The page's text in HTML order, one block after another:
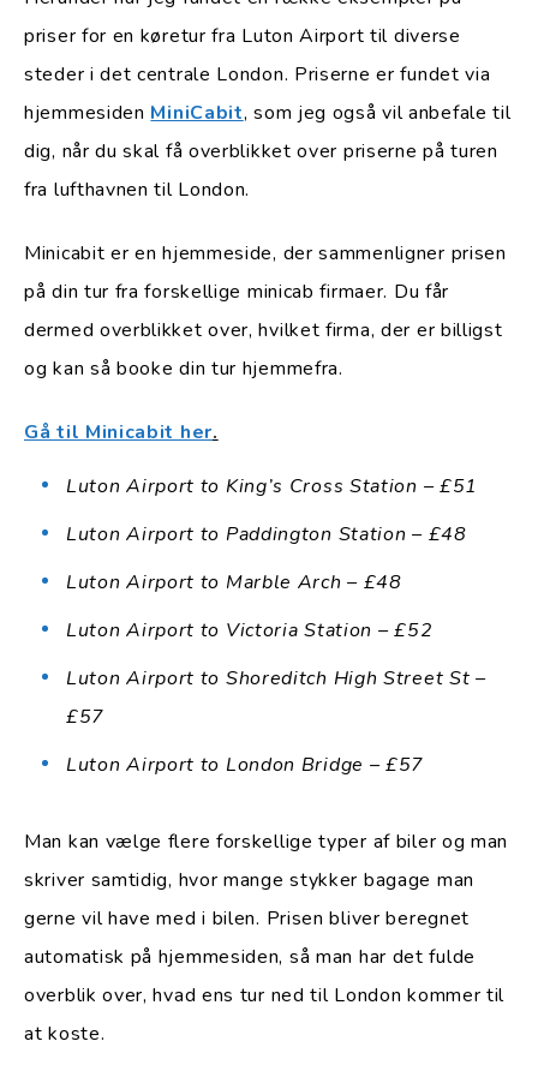
priser for en køretur fra Luton Airport til diverse
steder i det centrale London. Priserne er fundet via
hjemmesiden MiniCabit, som jeg også vil anbefale til
dig, når du skal få overblikket over priserne på turen
fra lufthavnen til London.
Minicabit er en hjemmeside, der sammenligner prisen
på din tur fra forskellige minicab firmaer. Du får
dermed overblikket over, hvilket firma, der er billigst
og kan så booke din tur hjemmefra.
Gå til Minicabit her.
Luton Airport to King’s Cross Station – £51
Luton Airport to Paddington Station – £48
Luton Airport to Marble Arch – £48
Luton Airport to Victoria Station – £52
Luton Airport to Shoreditch High Street St –
£57
Luton Airport to London Bridge – £57
Man kan vælge flere forskellige typer af biler og man
skriver samtidig, hvor mange stykker bagage man
gerne vil have med i bilen. Prisen bliver beregnet
automatisk på hjemmesiden, så man har det fulde
overblik over, hvad ens tur ned til London kommer til
at koste.